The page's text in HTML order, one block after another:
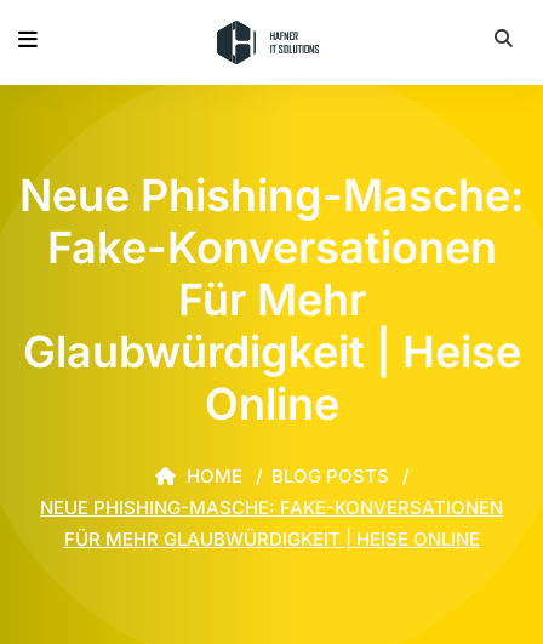
Neue Phishing-Masche:
Fake-Konversationen
Für Mehr
Glaubwürdigkeit | Heise
Online
HOME
BLOG POSTS
NEUE PHISHING-MASCHE: FAKE-KONVERSATIONEN
FÜR MEHR GLAUBWÜRDIGKEIT | HEISE ONLINE